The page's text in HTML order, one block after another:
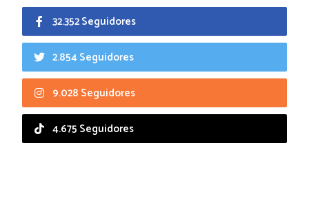
32.352 Seguidores
2.854 Seguidores
9.028 Seguidores
4.675 Seguidores